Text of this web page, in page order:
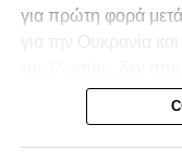
για πρώτη φορά
πρωτοβουλία του
Συμβουλίου,
επικοινωνίας με τη